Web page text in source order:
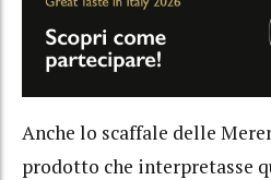
Anche lo scaffale delle
prodotto che interpretasse